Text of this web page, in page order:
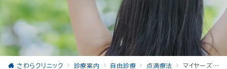
さわらクリニック 診療案内 自由診療 点滴療法 マイヤーズ・カクテル点滴